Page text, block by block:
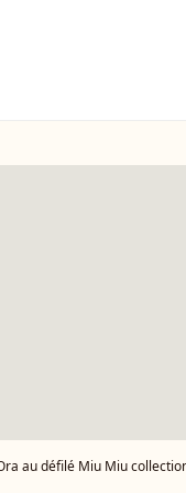
au défilé Miu Miu